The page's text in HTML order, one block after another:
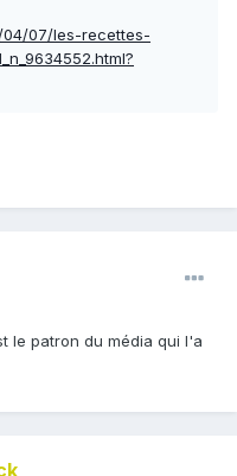
04/07/les-recettes-
le patron du média qui l'a